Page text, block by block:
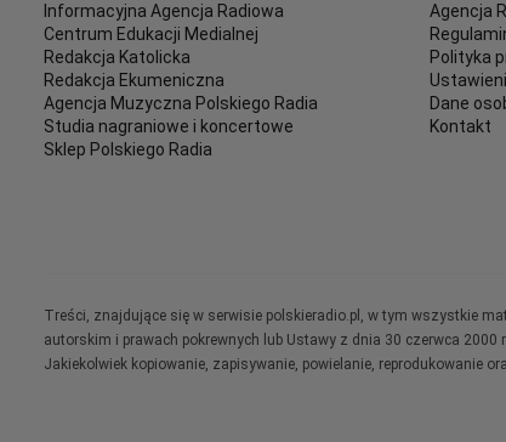
Informacyjna Agencja Radiowa
Centrum Edukacji Medialnej
Redakcja Katolicka
Redakcja Ekumeniczna
Agencja Muzyczna Polskiego Radia
Studia nagraniowe i koncertowe
Sklep Polskiego Radia
Agencja
Polityka
Dane
Kontakt
Treści, znajdujące się w serwisie polskieradio.pl, w tym wszystkie
autorskim i prawach pokrewnych lub Ustawy z dnia 30 czerwca
Jakiekolwiek kopiowanie, zapisywanie, powielanie, reprodukowanie